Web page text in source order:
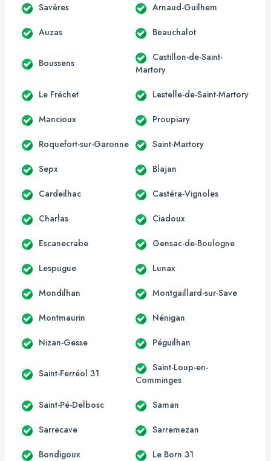
Savères Arnaud-Guilhem
Auzas Beauchalot
Boussens
Castillon-de-Saint-
Martory
Le Fréchet Lestelle-de-Saint-Martory
Mancioux Proupiary
Roquefort-sur-Garonne Saint-Martory
Sepx Blajan
Cardeilhac Castéra-Vignoles
Charlas Ciadoux
Escanecrabe Gensac-de-Boulogne
Lespugue Lunax
Mondilhan Montgaillard-sur-Save
Montmaurin Nénigan
Nizan-Gesse Péguilhan
Saint-Ferréol 31
Saint-Loup-en-
Comminges
Saint-Pé-Delbosc Saman
Sarrecave Sarremezan
Bondigoux Le Born 31